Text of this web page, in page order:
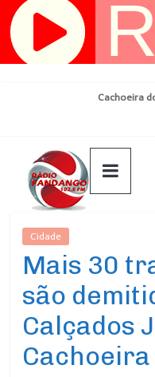
Pular
para
Cachoeira
Cidade
Mais 30
são
Calçados
Cachoeira